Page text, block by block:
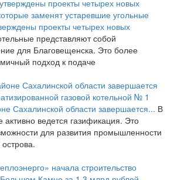
проекты четырех новых
представляют собой
для Благовещенска. Это более
подход к подаче
Сахалинской области завершается... В
ведется газификация. Это
для развития промышленности